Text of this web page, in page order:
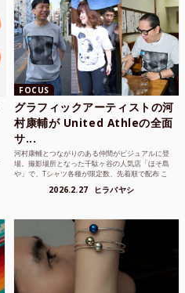
FOCUS
グラフィックアーティストの河
村康輔が United Athleの全面
サ...
河村康輔とつながりのある仲間がビジュアルに登
場。撮影場所となった千駄ヶ谷の人気店「ほそ島
や」で、Tシャツ各種が限定数、先着順で配布 こ
2026.2.27 ヒラバヤシ